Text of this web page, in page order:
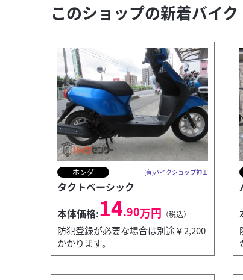
このショップの新着バイク
ホンダ (有)バイクショップ神田
タクトベーシック
本体価格:14.90万円 （税込）
防犯登録が必要な場合は別途￥2,200
かかります。